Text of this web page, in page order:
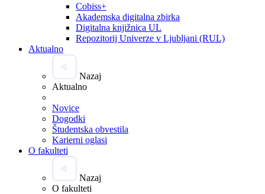
Cobiss+
Akademska digitalna zbirka
Digitalna knjižnica UL
Repozitorij Univerze v Ljubljani (RUL)
Aktualno
Nazaj
Aktualno
Novice
Dogodki
Študentska obvestila
Karierni oglasi
O fakulteti
Nazaj
O fakulteti